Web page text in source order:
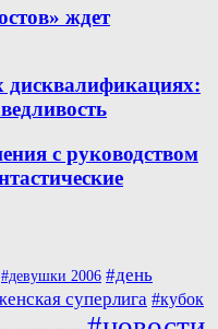
ждет
с руководством
#девушки 2006 #день
суперлига #кубок